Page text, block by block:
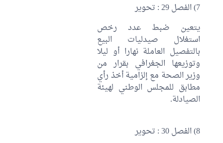
7) الفصل 29 : تحوير
يتعين ضبط عدد رخص
استغلال صيدليات البيع
بالتفصيل العاملة نهارا أو ليلا
وتوزيعها الجغرافي بقرار من
وزير الصحة مع إلزامية أخذ رأي
مطابق للمجلس الوطني لهيئة
الصيادلة.
8) الفصل 30 : تحوير